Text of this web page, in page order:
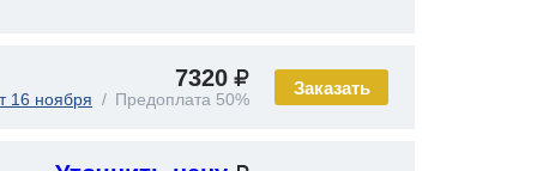
Заказать
7320
16 ноября Предоплата 50%